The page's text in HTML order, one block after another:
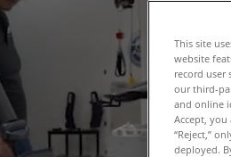
This site
website
record user
our third-
and online
Accept,
“Reject,”
deployed.